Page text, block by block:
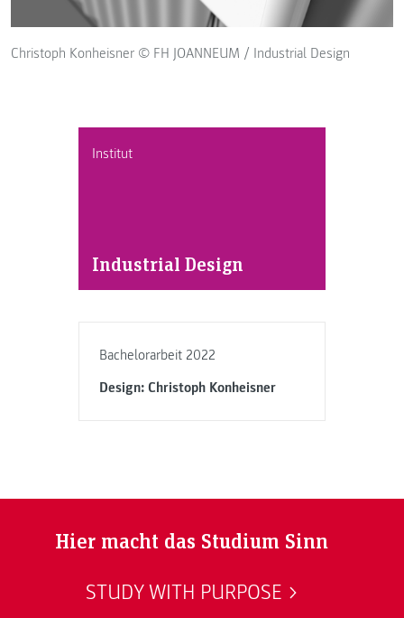
Institut
Industrial Design
Bachelorarbeit 2022
Design: Christoph Konheisner
Christoph Konheisner © FH JOANNEUM / Industrial Design
Hier macht das Studium Sinn
STUDY WITH PURPOSE